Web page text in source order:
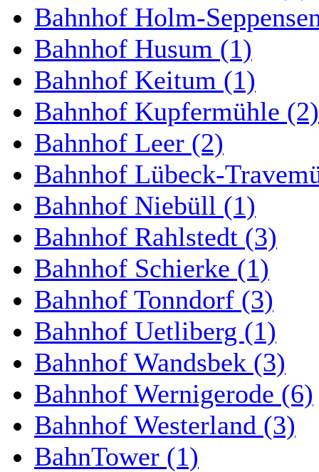
Bahnhof Holm-
Bahnhof Husum (1)
Bahnhof Keitum (1)
Bahnhof Kupfermühle (2)
Bahnhof Leer (2)
Bahnhof Lübeck-
Bahnhof Niebüll (1)
Bahnhof Rahlstedt (3)
Bahnhof Schierke (1)
Bahnhof Tonndorf (3)
Bahnhof Uetliberg (1)
Bahnhof Wandsbek (3)
Bahnhof Wernigerode (6)
Bahnhof Westerland (3)
BahnTower (1)